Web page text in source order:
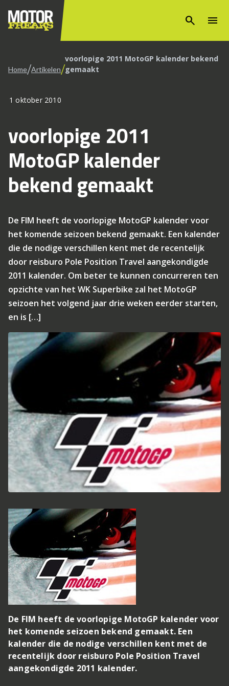
search menu
Home/Artikelen/voorlopige 2011 MotoGP kalender bekend
gemaakt
1 oktober 2010
voorlopige 2011
MotoGP kalender
bekend gemaakt
De FIM heeft de voorlopige MotoGP kalender voor
het komende seizoen bekend gemaakt. Een kalender
die de nodige verschillen kent met de recentelijk
door reisburo Pole Position Travel aangekondigde
2011 kalender. Om beter te kunnen concurreren ten
opzichte van het WK Superbike zal het MotoGP
seizoen het volgend jaar drie weken eerder starten,
en is […]
De FIM heeft de voorlopige MotoGP kalender voor
het komende seizoen bekend gemaakt. Een
kalender die de nodige verschillen kent met de
recentelijk door reisburo Pole Position Travel
aangekondigde 2011 kalender.